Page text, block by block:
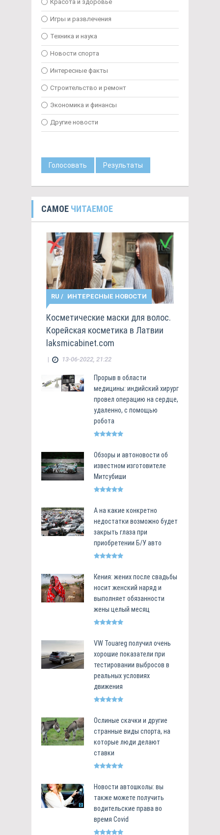
Красота и здоровье
Игры и развлечения
Техника и наука
Новости спорта
Интересные факты
Строительство и ремонт
Экономика и финансы
Другие новости
Голосовать Результаты
САМОЕ ЧИТАЕМОЕ
RU / ИНТЕРЕСНЫЕ НОВОСТИ
Косметические маски для волос.
Корейская косметика в Латвии
laksmicabinet.com
| 13-06-2022, 21:22
Прорыв в области
медицины: индийский хирург
провел операцию на сердце,
удаленно, с помощью
робота
Обзоры и автоновости об
известном изготовителе
Митсубиши
А на какие конкретно
недостатки возможно будет
закрыть глаза при
приобретении Б/У авто
Кения: жених после свадьбы
носит женский наряд и
выполняет обязанности
жены целый месяц
VW Touareg получил очень
хорошие показатели при
тестировании выбросов в
реальных условиях
движения
Ослиные скачки и другие
странные виды спорта, на
которые люди делают
ставки
Новости автошколы: вы
также можете получить
водительские права во
время Covid